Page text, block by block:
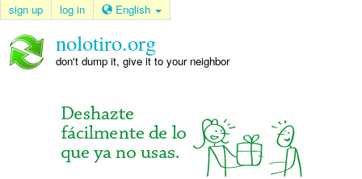
sign up log in English
nolotiro.org
don't dump it, give it to your neighbor